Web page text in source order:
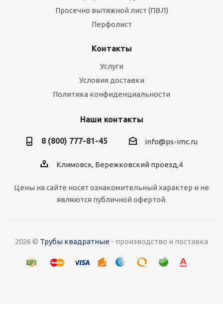
Просечно вытяжной лист (ПВЛ)
Перфолист
Контакты
Услуги
Условия доставки
Политика конфиденциальности
Наши контакты
8 (800) 777-81-45 info@ps-imc.ru
Климовск, Бережковский проезд,4
Цены на сайте носят ознакомительный характер и не
являются публичной офертой.
2026 © Трубы квадратные - производство и поставка